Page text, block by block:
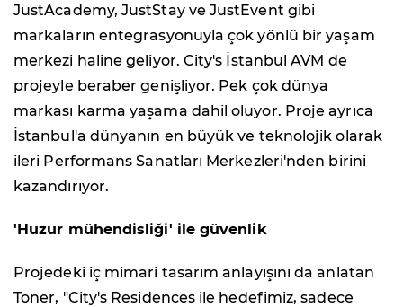
JustAcademy, JustStay ve JustEvent gibi
markaların entegrasyonuyla çok yönlü bir yaşam
merkezi haline geliyor. City's İstanbul AVM de
projeyle beraber genişliyor. Pek çok dünya
markası karma yaşama dahil oluyor. Proje ayrıca
İstanbul'a dünyanın en büyük ve teknolojik olarak
ileri Performans Sanatları Merkezleri'nden birini
kazandırıyor.
'Huzur mühendisliği' ile güvenlik
Projedeki iç mimari tasarım anlayışını da anlatan
Toner, "City's Residences ile hedefimiz, sadece